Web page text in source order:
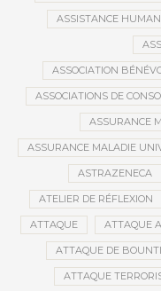
ASSISTANCE
ASSOCIATION
ASSOCIATIONS DE
ASSURANCE
ASSURANCE MALADIE
ASTRAZENECA
ATELIER DE RÉFLEXION
ATTAQUE ATTAQUE
ATTAQUE DE BOUNTI
ATTAQUE